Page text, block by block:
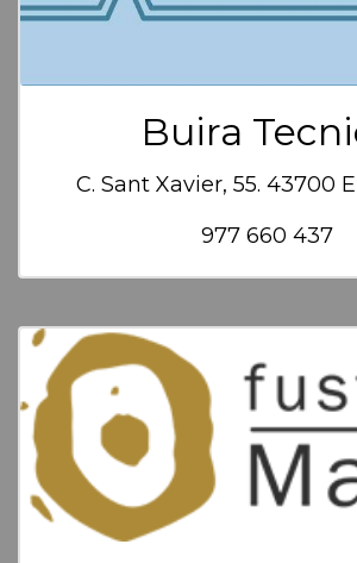
Buira
C. Sant Xavier, 55. 43700
977 660 437